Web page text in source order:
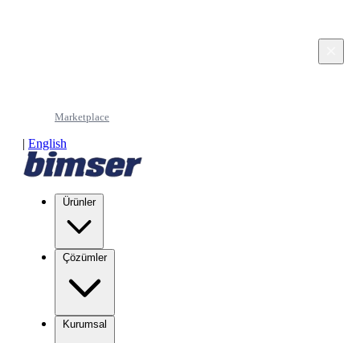
Marketplace
| English
Ürünler
Çözümler
Kurumsal